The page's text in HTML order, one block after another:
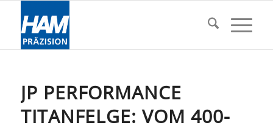
JP PERFORMANCE
TITANFELGE: VOM 400-